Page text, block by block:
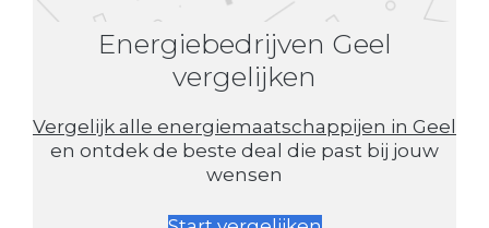
Energiebedrijven Geel
vergelijken
Vergelijk alle energiemaatschappijen in Geel
en ontdek de beste deal die past bij jouw
wensen